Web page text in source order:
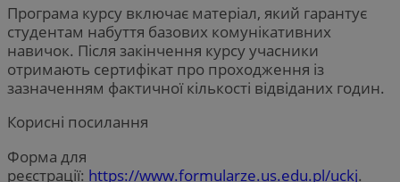
Програма курсу включає матеріал, який гарантує
студентам набуття базових комунікативних
навичок. Після закінчення курсу учасники
отримають сертифікат про проходження із
зазначенням фактичної кількості відвіданих годин.
Корисні посилання
Форма для
реєстрації: https://www.formularze.us.edu.pl/uckj.